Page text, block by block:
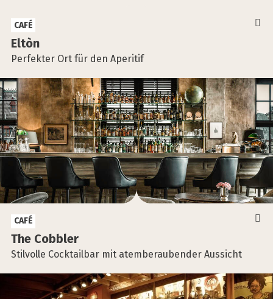
Eltòn
Perfekter Ort für den Aperitif
CAFÉ
The Cob­bler
Stilvolle Cocktailbar mit atemberaubender Aussicht
CAFÉ